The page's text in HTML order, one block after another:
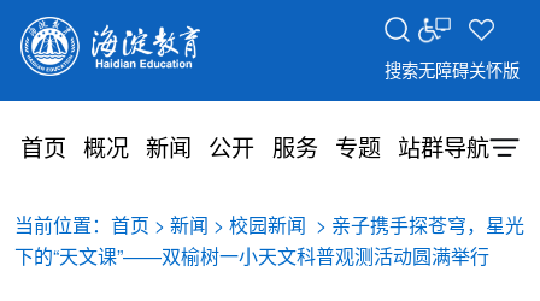
搜索无障碍关怀版
首页 概况 新闻 公开 服务 专题 站群导航
当前位置： 首页 > 新闻 > 校园新闻
> 亲子携手探苍穹，星光
下的“天文课”——双榆树一小天文科普观测活动圆满举行